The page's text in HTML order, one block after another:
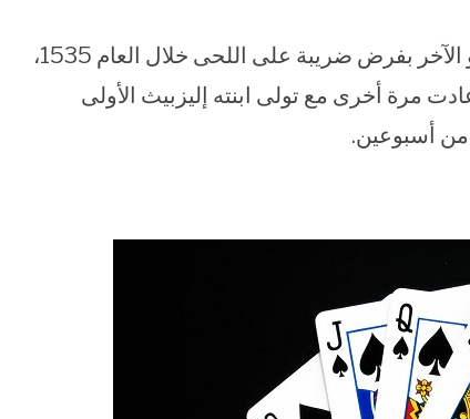
ويُقال أيضا أن الملك البريطاني هنري الثامن قام هو الآخر بفرض ضريبة على اللحى خلال العام 1535،
مرة أخرى مع تولى ابنته إليزبيث الأولى
أسبوعين.